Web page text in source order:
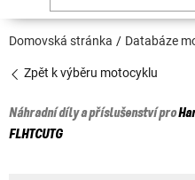
Domovská stránka Databáze
Zpět k výběru motocyklu
Náhradní díly a příslušenství pro
FLHTCUTG